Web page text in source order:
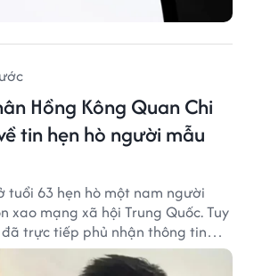
Hồng Kông Quan Chi
tin hẹn hò người mẫu
tuổi 63 hẹn hò một nam người
xao mạng xã hội Trung Quốc. Tuy
trực tiếp phủ nhận thông tin